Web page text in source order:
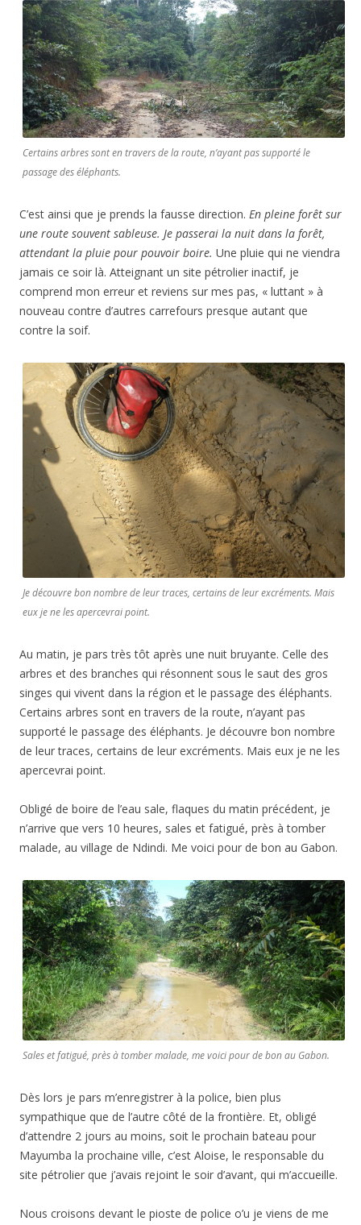
Certains arbres sont en travers de la route, n’ayant pas supporté le
passage des éléphants.
C’est ainsi que je prends la fausse direction. En pleine forêt sur
une route souvent sableuse. Je passerai la nuit dans la forêt,
attendant la pluie pour pouvoir boire. Une pluie qui ne viendra
jamais ce soir là. Atteignant un site pétrolier inactif, je
comprend mon erreur et reviens sur mes pas, « luttant » à
nouveau contre d’autres carrefours presque autant que
contre la soif.
Je découvre bon nombre de leur traces, certains de leur excréments. Mais
eux je ne les apercevrai point.
Au matin, je pars très tôt après une nuit bruyante. Celle des
arbres et des branches qui résonnent sous le saut des gros
singes qui vivent dans la région et le passage des éléphants.
Certains arbres sont en travers de la route, n’ayant pas
supporté le passage des éléphants. Je découvre bon nombre
de leur traces, certains de leur excréments. Mais eux je ne les
apercevrai point.
Obligé de boire de l’eau sale, flaques du matin précédent, je
n’arrive que vers 10 heures, sales et fatigué, près à tomber
malade, au village de Ndindi. Me voici pour de bon au Gabon.
Sales et fatigué, près à tomber malade, me voici pour de bon au Gabon.
Dès lors je pars m’enregistrer à la police, bien plus
sympathique que de l’autre côté de la frontière. Et, obligé
d’attendre 2 jours au moins, soit le prochain bateau pour
Mayumba la prochaine ville, c’est Aloise, le responsable du
site pétrolier que j’avais rejoint le soir d’avant, qui m’accueille.
Nous croisons devant le pioste de police o’u je viens de me